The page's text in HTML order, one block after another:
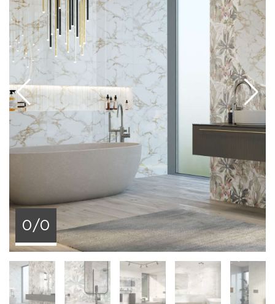
древесными оттенками, санфаянсом, бетоном,
металлическими и стеклянными элементами. Все
элементы коллекции отлично сочетаются между
собой: белый монохромный модуль можно
использовать в качестве связующего звена, а
структурированный модуль и декор – для
зонирования пространства. Богатая мраморная
фактура придаст интерьеру, выдержанному в
лаконичном минимализме, изысканные
классические ноты. Плитка прочна, устойчива к
влаге, перепадам температурного режима,
механическим и химическим воздействиям.
0/0